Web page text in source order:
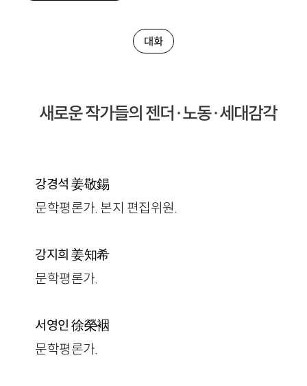
대화
새로운 작가들의 젠더·노동·세대감각
강경석 姜敬錫
문학평론가. 본지 편집위원.
강지희 姜知希
문학평론가.
서영인 徐榮裀
문학평론가.